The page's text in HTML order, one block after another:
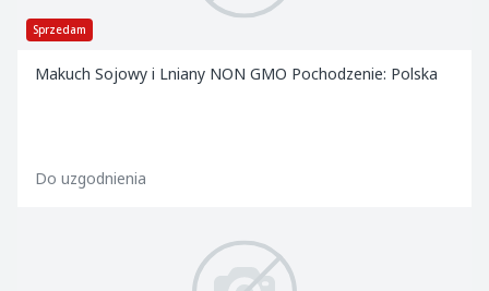
Sprzedam
Makuch Sojowy i Lniany NON GMO Pochodzenie: Polska
Do uzgodnienia